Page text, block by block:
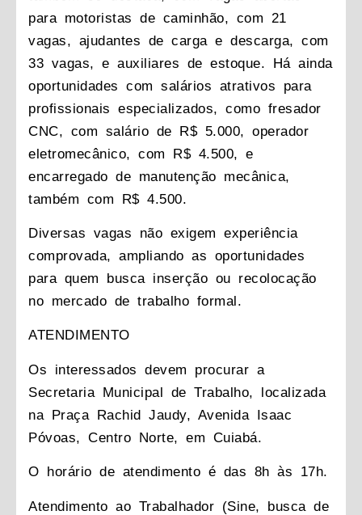
para motoristas de caminhão, com 21
vagas, ajudantes de carga e descarga, com
33 vagas, e auxiliares de estoque. Há ainda
oportunidades com salários atrativos para
profissionais especializados, como fresador
CNC, com salário de R$ 5.000, operador
eletromecânico, com R$ 4.500, e
encarregado de manutenção mecânica,
também com R$ 4.500.
Diversas vagas não exigem experiência
comprovada, ampliando as oportunidades
para quem busca inserção ou recolocação
no mercado de trabalho formal.
ATENDIMENTO
Os interessados devem procurar a
Secretaria Municipal de Trabalho, localizada
na Praça Rachid Jaudy, Avenida Isaac
Póvoas, Centro Norte, em Cuiabá.
O horário de atendimento é das 8h às 17h.
Atendimento ao Trabalhador (Sine, busca de